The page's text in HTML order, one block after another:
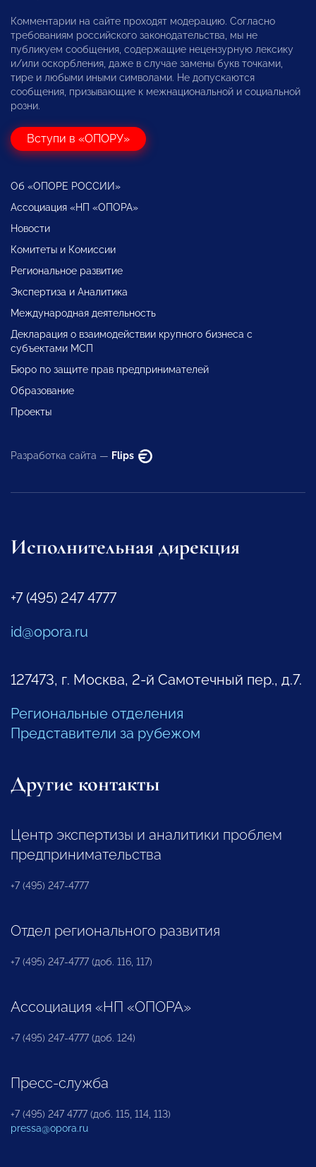
Комментарии на сайте проходят модерацию. Согласно
требованиям российского законодательства, мы не
публикуем сообщения, содержащие нецензурную лексику
и/или оскорбления, даже в случае замены букв точками,
тире и любыми иными символами. Не допускаются
сообщения, призывающие к межнациональной и социальной
розни.
Вступи в «ОПОРУ»
Об «ОПОРЕ РОССИИ»
Ассоциация «НП «ОПОРА»
Новости
Комитеты и Комиссии
Региональное развитие
Экспертиза и Аналитика
Международная деятельность
Декларация о взаимодействии крупного бизнеса с
субъектами МСП
Бюро по защите прав предпринимателей
Образование
Проекты
Разработка сайта — Flips
Исполнительная дирекция
+7 (495) 247 4777
id@opora.ru
127473, г. Москва, 2-й Самотечный пер., д.7.
Региональные отделения
Представители за рубежом
Другие контакты
Центр экспертизы и аналитики проблем
предпринимательства
+7 (495) 247-4777
Отдел регионального развития
+7 (495) 247-4777 (доб. 116, 117)
Ассоциация «НП «ОПОРА»
+7 (495) 247-4777 (доб. 124)
Пресс-служба
+7 (495) 247 4777 (доб. 115, 114, 113)
pressa@opora.ru